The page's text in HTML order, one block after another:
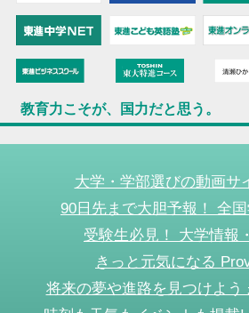
教育力こそが、国力だと思う。
大学・学部選びの動画サ
90日先まで大胆予報！ 全
受験生必見！ 大学情報
きっと元気になる
将来の夢や進路を見つけよう